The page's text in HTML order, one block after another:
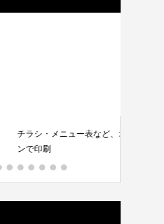
など、オリジナルデザイ